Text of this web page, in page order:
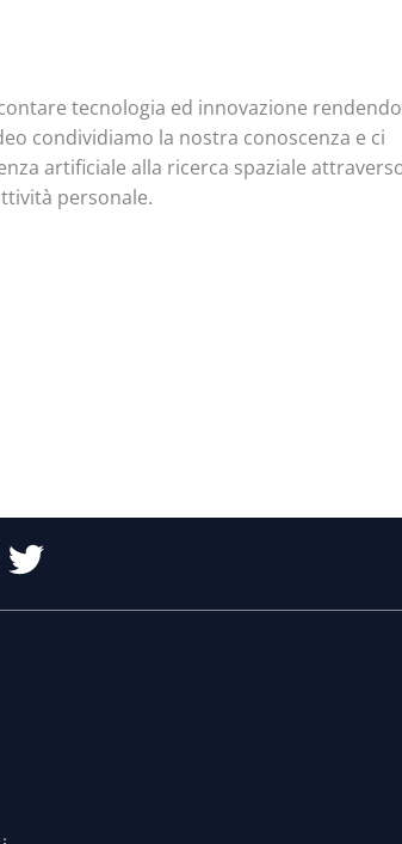
tecnologia ed innovazione
condividiamo la nostra conoscenza e ci
artificiale alla ricerca spaziale
personale.